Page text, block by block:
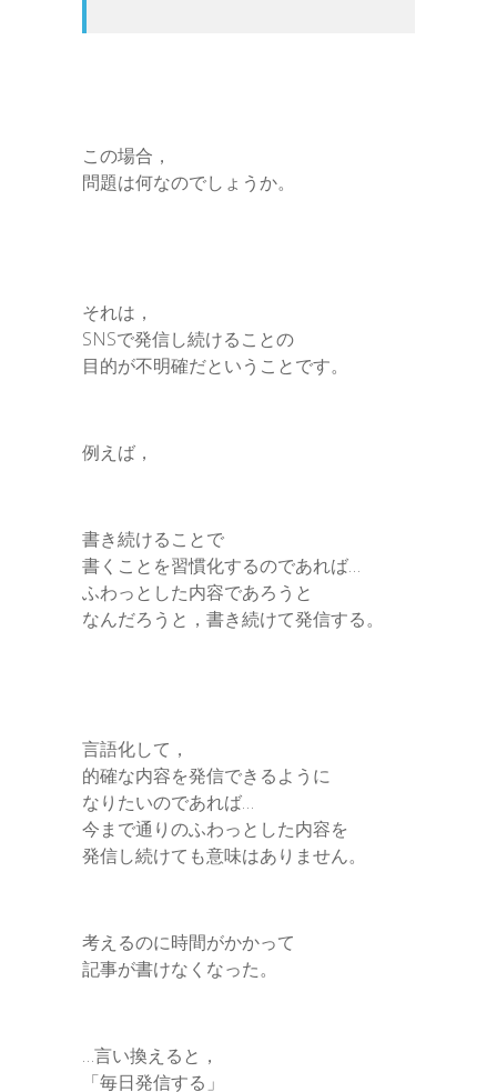
この場合，
問題は何なのでしょうか。
それは，
SNSで発信し続けることの
目的が不明確だということです。
例えば，
書き続けることで
書くことを習慣化するのであれば…
ふわっとした内容であろうと
なんだろうと，書き続けて発信する。
言語化して，
的確な内容を発信できるように
なりたいのであれば…
今まで通りのふわっとした内容を
発信し続けても意味はありません。
考えるのに時間がかかって
記事が書けなくなった。
…言い換えると，
「毎日発信する」